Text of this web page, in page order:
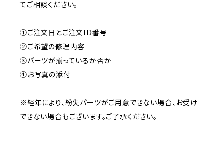
てご相談ください。
①ご注文日とご注文ID番号
②ご希望の修理内容
③パーツが揃っているか否か
④お写真の添付
※経年により、紛失パーツがご用意できない場合、お受け
できない場合もございます。ご了承ください。